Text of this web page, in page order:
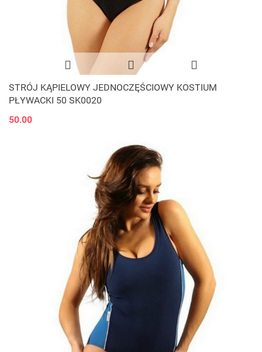
STRÓJ KĄPIELOWY JEDNOCZĘŚCIOWY KOSTIUM
PŁYWACKI 50 SK0020
50.00